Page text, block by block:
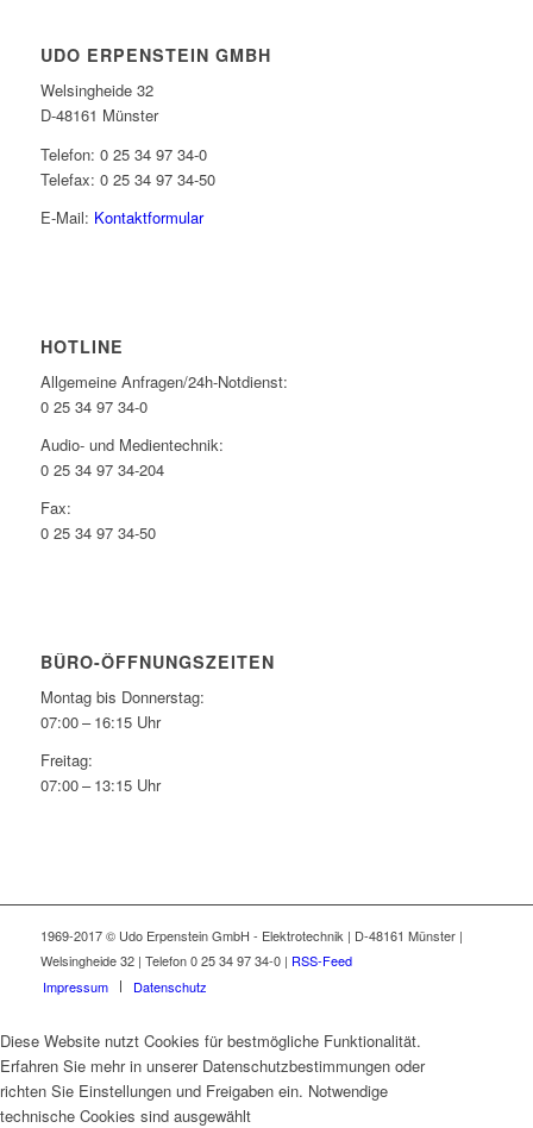
UDO ERPENSTEIN GMBH
Welsingheide 32
D-48161 Münster
Telefon: 0 25 34 97 34-0
Telefax: 0 25 34 97 34-50
E-Mail: Kontaktformular
HOTLINE
Allgemeine Anfragen/24h-Notdienst:
0 25 34 97 34-0
Audio- und Medientechnik:
0 25 34 97 34-204
Fax:
0 25 34 97 34-50
BÜRO-ÖFFNUNGSZEITEN
Montag bis Donnerstag:
07:00 – 16:15 Uhr
Freitag:
07:00 – 13:15 Uhr
1969-2017 © Udo Erpenstein GmbH - Elektrotechnik | D-48161 Münster |
Welsingheide 32 | Telefon 0 25 34 97 34-0 | RSS-Feed
Impressum
Datenschutz
Diese Website nutzt Cookies für bestmögliche Funktionalität.
Erfahren Sie mehr in unserer Datenschutzbestimmungen oder
richten Sie Einstellungen und Freigaben ein. Notwendige
technische Cookies sind ausgewählt